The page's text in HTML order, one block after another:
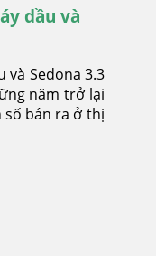
dầu và
và Sedona 3.3
năm trở lại
số bán ra ở thị